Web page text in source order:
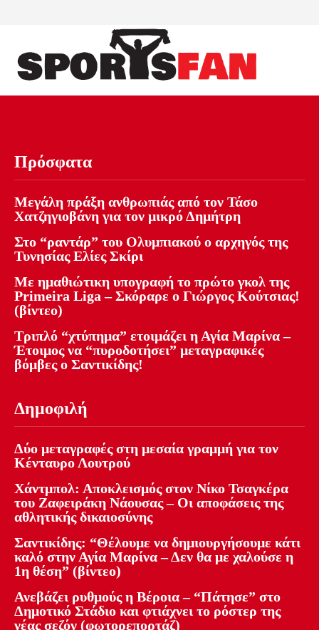
Πρόσφατα
Μεγάλη πράξη ανθρωπιάς από τον Τάσο
Χατζηγιοβάνη για τον μικρό Δημήτρη
Στο “ραντάρ” του Ολυμπιακού ο αρχηγός της
Τυνησίας Ελίες Σκίρι
Με ημαθιώτικη υπογραφή το πρώτο γκολ της
Primeira Liga – Σκόραρε ο Γιώργος Κούτσιας!
(βίντεο)
Τριπλό “χτύπημα” ετοιμάζει η Αγία Μαρίνα –
Έτοιμος να “πυροδοτήσει” μεταγραφικές
βόμβες ο Σαντικίδης!
Δημοφιλή
Δύο μεταγραφές στη μεσαία γραμμή για τον
Κένταυρο Λουτρού
Χάντμπολ: Αποκλεισμός στον Νίκο Τσαγκέρα
του Ζαφειράκη Νάουσας – Οι αποφάσεις της
αθλητικής δικαιοσύνης
Σαντικίδης: “Θέλουμε να δημιουργήσουμε κάτι
καλό στην Αγία Μαρίνα – Δεν θα με χαλούσε η
1η θέση” (βίντεο)
Ανεβάζει ρυθμούς η Βέροια – “Πάτησε” στο
Δημοτικό Στάδιο και φτιάχνει το ρόστερ της
νέας σεζόν (φωτορεπορτάζ)